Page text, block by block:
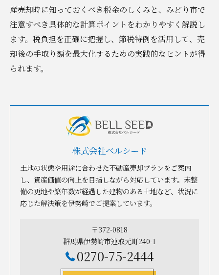
産売却時に知っておくべき税金のしくみと、みどり市で
注意すべき具体的な計算ポイントをわかりやすく解説し
ます。税負担を正確に把握し、節税特例を活用して、売
却後の手取り額を最大化するための実践的なヒントが得
られます。
株式会社ベルシード
土地の状態や用途に合わせた不動産売却プランをご案内
し、資産価値の向上を目指しながら対応しています。未整
備の更地や築年数が経過した建物のある土地など、状況に
応じた解決策を伊勢崎でご提案しています。
〒372-0818
群馬県伊勢崎市連取元町240-1
0270-75-2444